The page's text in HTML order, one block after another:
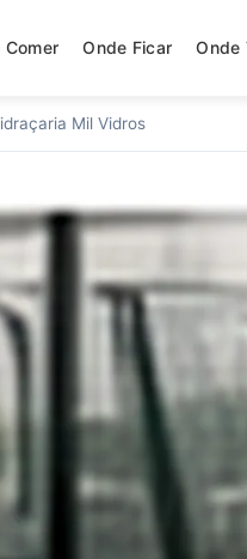
Comer Onde Ficar Onde
Mil Vidros